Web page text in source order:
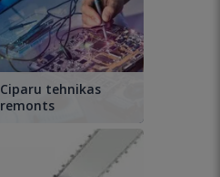
Ciparu tehnikas
remonts